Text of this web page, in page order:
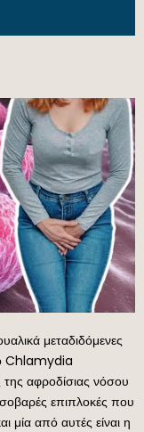
μεταδιδόμενες
Chlamydia
αφροδίσιας νόσου
επιπλοκές που
μία από αυτές είναι η